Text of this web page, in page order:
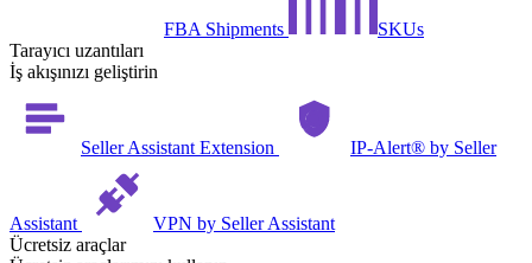
FBA Shipments
SKUs
Tarayıcı uzantıları
İş akışınızı geliştirin
Seller Assistant Extension IP-Alert® by Seller
Assistant
VPN by Seller Assistant
Ücretsiz araçlar